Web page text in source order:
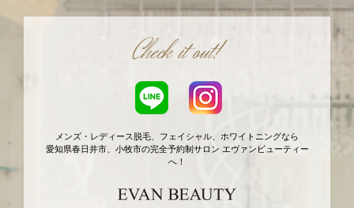
Check it out!
メンズ・レディース脱毛、フェイシャル、ホワイトニングなら
愛知県春日井市、小牧市の完全予約制サロン エヴァンビューティー
へ！